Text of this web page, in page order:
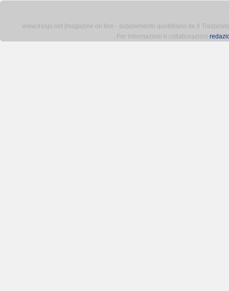
www.traspi.net [magazine on line - supplemento quotidiano de Il
Per informazioni e collaborazioni